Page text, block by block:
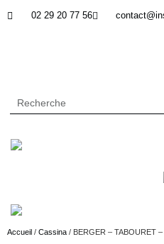
02 29 20 77 56
Accueil / Cassina / BERGER – TABOURET